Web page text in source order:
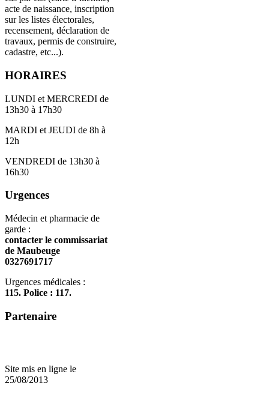
acte de naissance, inscription
sur les listes électorales,
recensement, déclaration de
travaux, permis de construire,
cadastre, etc...).
HORAIRES
LUNDI et MERCREDI de
13h30 à 17h30
MARDI et JEUDI de 8h à
12h
VENDREDI de 13h30 à
16h30
Urgences
Médecin et pharmacie de
garde :
contacter le commissariat
de Maubeuge
0327691717
Urgences médicales :
115. Police : 117.
Partenaire
Site mis en ligne le
25/08/2013